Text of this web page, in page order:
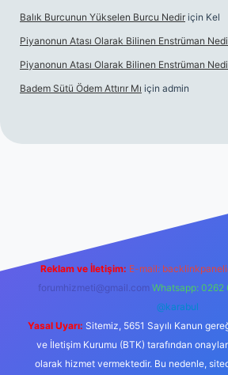
Balık Burcunun Yükselen Burcu Nedir için Kel
Piyanonun Atası Olarak Bilinen Enstrüman
Piyanonun Atası Olarak Bilinen Enstrüman
Badem Sütü Ödem Attırır Mı için admin
Reklam ve İletişim: E-mail:
forumhizmeti@gmail.com Whatsapp: 0262
@karabul
Yasal Uyarı: Sitemiz, 5651 Sayılı Kanun
ve İletişim Kurumu (BTK) tarafından
olarak hizmet vermektedir. Bu nedenle,